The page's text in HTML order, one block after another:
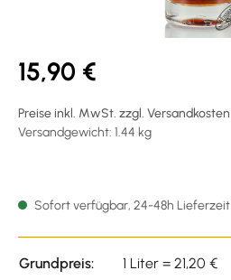
15,90 €
Preise inkl. MwSt. zzgl. Versandkosten
Versandgewicht: 1.44 kg
Sofort verfügbar, 24-48h Lieferzeit
Grundpreis:
1 Liter = 21,20 €